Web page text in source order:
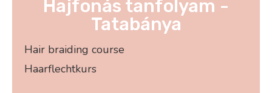
Hajfonás tanfolyam -
Tatabánya
Hair braiding course
Haarflechtkurs